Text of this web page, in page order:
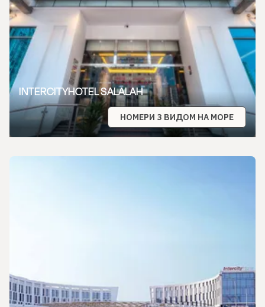
INTERCITYHOTEL SALALAH
НОМЕРИ З ВИДОМ НА МОРЕ